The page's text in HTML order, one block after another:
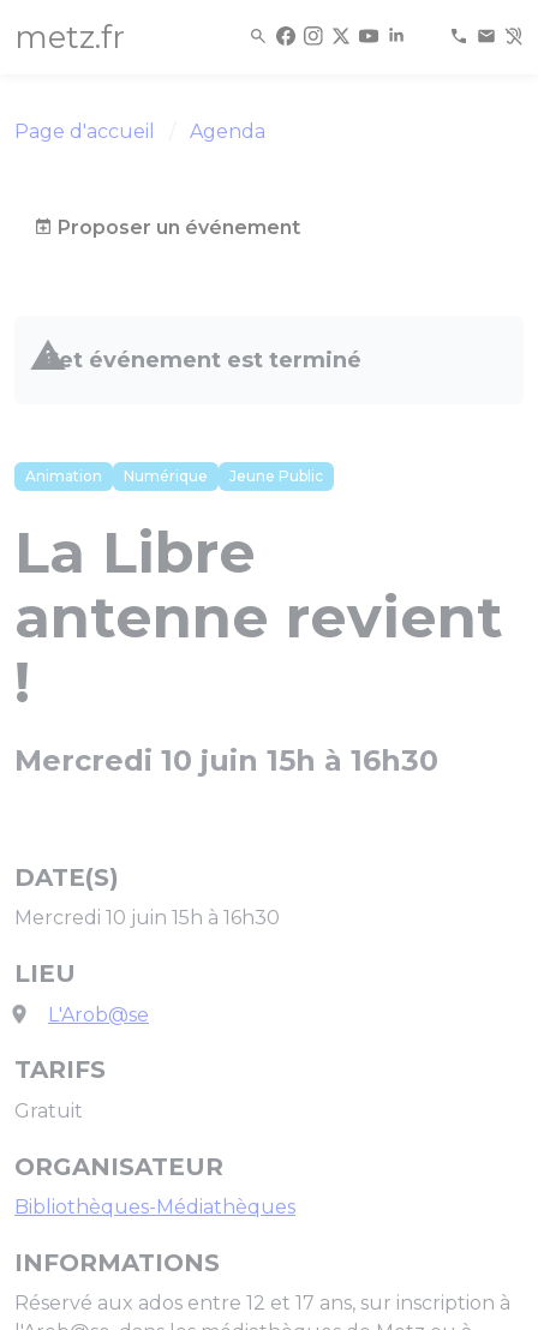
metz.fr
Page d'accueil Agenda
Proposer un événement
Cet événement est terminé
Animation Numérique Jeune Public
La Libre
antenne revient
!
Mercredi 10 juin 15h à 16h30
DATE(S)
Mercredi 10 juin 15h à 16h30
LIEU
L'Arob@se
TARIFS
Gratuit
ORGANISATEUR
Bibliothèques-Médiathèques
INFORMATIONS
Réservé aux ados entre 12 et 17 ans, sur inscription à